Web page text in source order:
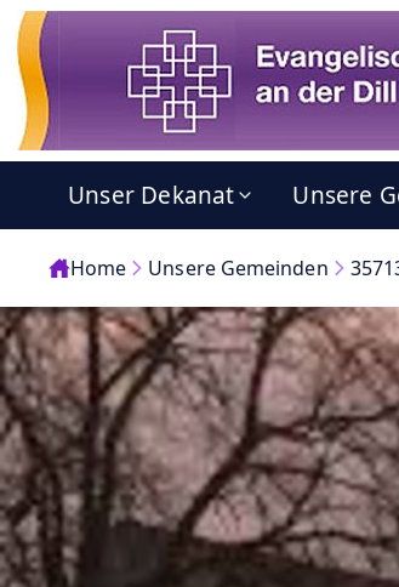
Unser Dekanat Unsere
Home Unsere Gemeinden